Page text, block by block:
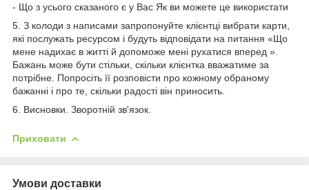
- Що з усього сказаного є у Вас Як ви можете це використати
5. З колоди з написами запропонуйте клієнтці вибрати карти,
які послужать ресурсом і будуть відповідати на питання «Що
мене надихає в житті й допоможе мені рухатися вперед ».
Бажань може бути стільки, скільки клієнтка вважатиме за
потрібне. Попросіть її розповісти про кожному обраному
бажанні і про те, скільки радості він приносить.
6. Висновки. Зворотній зв'язок.
Приховати
Умови доставки